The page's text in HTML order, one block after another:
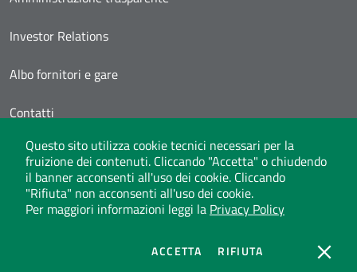
Questo sito utilizza cookie tecnici necessari per la
fruizione dei contenuti. Cliccando "Accetta" o chiudendo
il banner acconsenti all'uso dei cookie. Cliccando
"Rifiuta" non acconsenti all'uso dei cookie.
Per maggiori informazioni leggi la Privacy Policy
ACCETTA COOKIES
RIFIUTACOOKIES
Investor Relations
Albo fornitori e gare
Contatti
Area Personale
Dichiarazione di accessibilità Mappa del sito